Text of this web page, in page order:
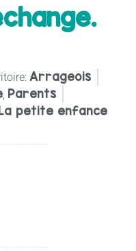
Arrageois
Parents
petite enfance